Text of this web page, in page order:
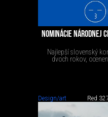
NOMINÁCIE NÁRODNEJ
Najlepší slovenský
dvoch rokov,
Design/art Red 3